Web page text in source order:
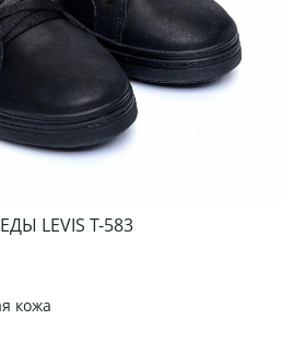
LEVIS Т-583
кожа